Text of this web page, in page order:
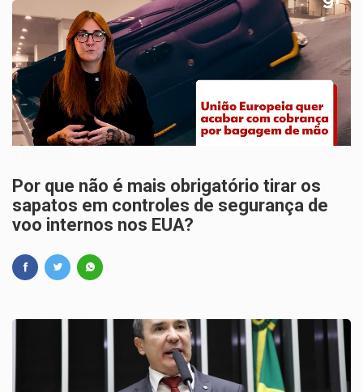
Por que não é mais obrigatório tirar os
sapatos em controles de segurança de
voo internos nos EUA?